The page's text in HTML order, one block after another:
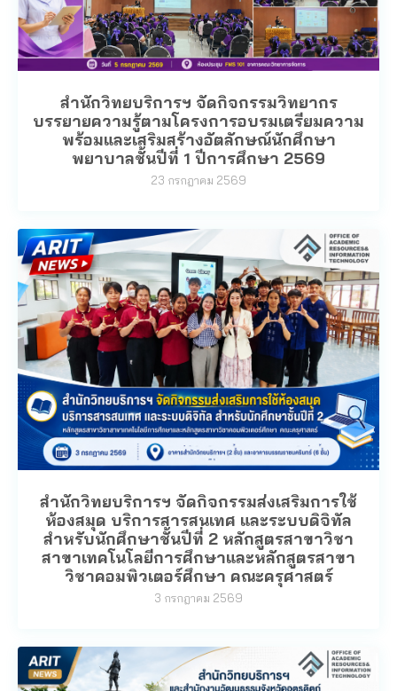
สำนักวิทยบริการฯ จัดกิจกรรมวิทยากร
บรรยายความรู้ตามโครงการอบรมเตรียมความ
พร้อมและเสริมสร้างอัตลักษณ์นักศึกษา
พยาบาลชั้นปีที่ 1 ปีการศึกษา 2569
23 กรกฎาคม 2569
สำนักวิทยบริการฯ จัดกิจกรรมส่งเสริมการใช้
ห้องสมุด บริการสารสนเทศ และระบบดิจิทัล
สำหรับนักศึกษาชั้นปีที่ 2 หลักสูตรสาขาวิชา
สาขาเทคโนโลยีการศึกษาและหลักสูตรสาขา
วิชาคอมพิวเตอร์ศึกษา คณะครุศาสตร์
3 กรกฎาคม 2569